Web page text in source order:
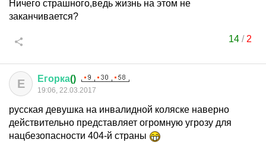
Ничего страшного,ведь жизнь на этом не
заканчивается?
14 / 2
Е Егорка()
19:06, 22.03.2017
русская девушка на инвалидной коляске наверно
действительно представляет огромную угрозу для
нацбезопасности 404-й страны